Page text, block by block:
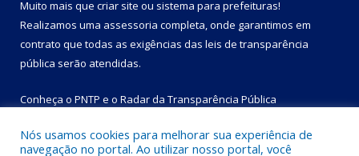
Muito mais que criar site ou sistema para prefeituras!
Realizamos uma assessoria completa, onde garantimos em
contrato que todas as exigências das leis de transparência
pública serão atendidas.
Conheça o PNTP e o Radar da Transparência Pública
Nós usamos cookies para melhorar sua experiência de
navegação no portal. Ao utilizar nosso portal, você